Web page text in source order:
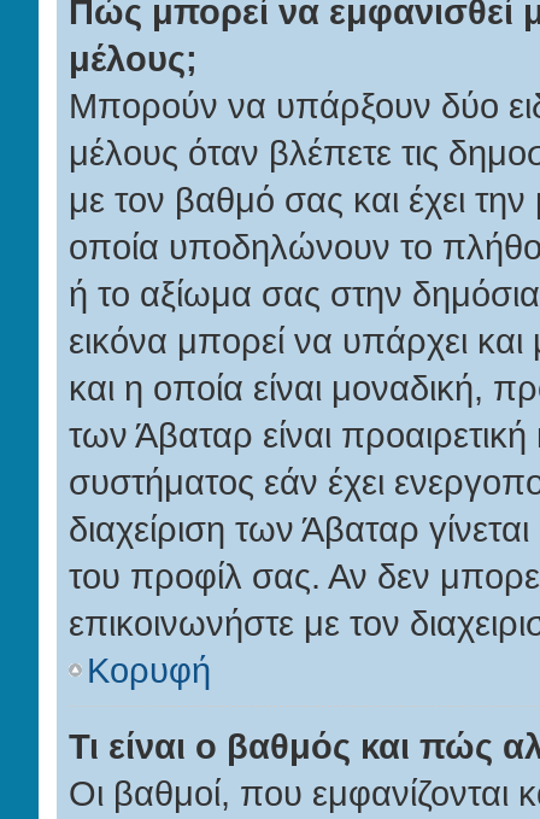
Πώς μπορεί να εμφανισθεί
μέλους;
Μπορούν να υπάρξουν δύο
μέλους όταν βλέπετε τις
με τον βαθμό σας και έχει
οποία υποδηλώνουν το
ή το αξίωμα σας στην
εικόνα μπορεί να υπάρχει
και η οποία είναι μοναδική,
των Άβαταρ είναι προαιρετική
συστήματος εάν έχει
διαχείριση των Άβαταρ
του προφίλ σας. Αν δεν
επικοινωνήστε με τον
Κορυφή
Τι είναι ο βαθμός και πώς
Οι βαθμοί, που